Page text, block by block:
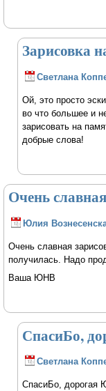
Зарисовка
Светлана
Ой, это просто
во что большее и
зарисовать на
добрые слова!
Очень
Юлия
Очень славная
получилась. Надо
Ваша ЮНВ
СпасиБо,
Светлана
СпасиБо, дорогая